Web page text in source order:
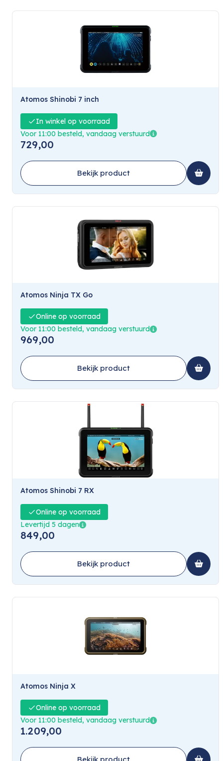
Atomos Shinobi 7 inch
In winkel op voorraad
Voor 11:00 besteld, vandaag verstuurd
729,00
Bekijk product
Atomos Ninja TX Go
Online op voorraad
Voor 11:00 besteld, vandaag verstuurd
969,00
Bekijk product
Atomos Shinobi 7 RX
Online op voorraad
Levertijd 5 dagen
849,00
Bekijk product
Atomos Ninja X
Online op voorraad
Voor 11:00 besteld, vandaag verstuurd
1.209,00